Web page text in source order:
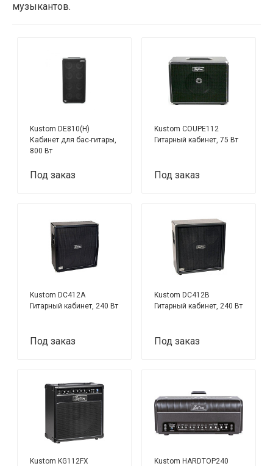
музыкантов.
Kustom DE810(H)
Кабинет для бас-гитары,
800 Вт
Под заказ
Kustom COUPE112
Гитарный кабинет, 75 Вт
Под заказ
Kustom DC412A
Гитарный кабинет, 240 Вт
Под заказ
Kustom DC412B
Гитарный кабинет, 240 Вт
Под заказ
Kustom KG112FX
Kustom HARDTOP240